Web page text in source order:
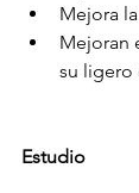
Mejora
Mejoran
su ligero
Estudio